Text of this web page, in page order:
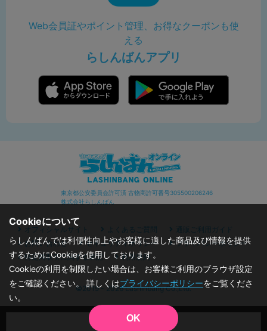
品切状態
Web会員証やポイント管理、お得なクーポンも使
える
らしんばんアプリ
東京都公安委員会許可済 古物商許可番号305500206246
株式会社らしんばん
オフィシャルサイト よくあるご質問
通販ご利用ガイド
お問い合わせ
セキュリティポリシー
プライバシーポリシー
特定商取引に関する表記
利用規約
©2019 - 2026 Lashinbang Co.,Ltd.
Cookieについて
らしんばんでは利便性向上やお客様に適した商品及び情報を提供
するためにCookieを使用しております。
Cookieの利用を制限したい場合は、お客様ご利用のブラウザ設定
をご確認ください。 詳しくはプライバシーポリシーをご覧くださ
い。
OK